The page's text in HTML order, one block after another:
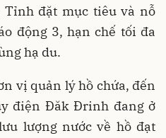
Tỉnh đặt mục tiêu và nỗ
động 3, hạn chế tối đa
hạ du.
vị quản lý hồ chứa, đến
điện Đăk Đrinh đang ở
lượng nước về hồ đạt